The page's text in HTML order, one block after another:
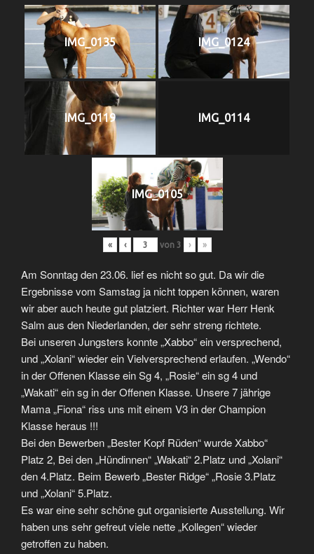
IMG_0135 IMG_0124
IMG_0119 IMG_0114
IMG_0105
« ‹ von 3 › »
Am Sonntag den 23.06. lief es nicht so gut. Da wir die
Ergebnisse vom Samstag ja nicht toppen können, waren
wir aber auch heute gut platziert. Richter war Herr Henk
Salm aus den Niederlanden, der sehr streng richtete.
Bei unseren Jungsters konnte „Xabbo“ ein versprechend,
und „Xolani“ wieder ein Vielversprechend erlaufen. „Wendo“
in der Offenen Klasse ein Sg 4, „Rosie“ ein sg 4 und
„Wakati“ ein sg in der Offenen Klasse. Unsere 7 jährige
Mama „Fiona“ riss uns mit einem V3 in der Champion
Klasse heraus !!!
Bei den Bewerben „Bester Kopf Rüden“ wurde Xabbo“
Platz 2, Bei den „Hündinnen“ „Wakati“ 2.Platz und „Xolani“
den 4.Platz. Beim Bewerb „Bester Ridge“ „Rosie 3.Platz
und „Xolani“ 5.Platz.
Es war eine sehr schöne gut organisierte Ausstellung. Wir
haben uns sehr gefreut viele nette „Kollegen“ wieder
getroffen zu haben.